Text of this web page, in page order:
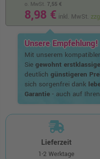
o. MwSt.7,55 €
8,98 € inkl. MwSt.
Unsere Empfehlung!
Mit unserem
Sie gewohnt
deutlich günstigeren
sich sorgenfrei dank
Garantie- auch auf
Lieferzeit
1-2 Werktage